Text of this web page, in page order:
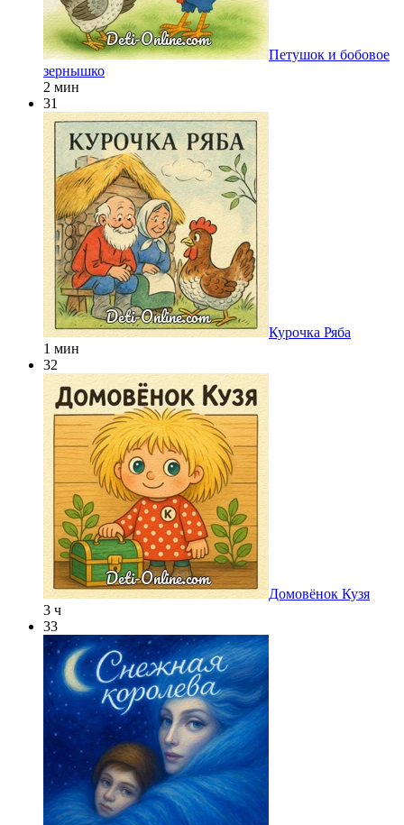
Петушок и бобовое
зернышко
2 мин
31
Курочка Ряба
1 мин
32
Домовёнок Кузя
3 ч
33